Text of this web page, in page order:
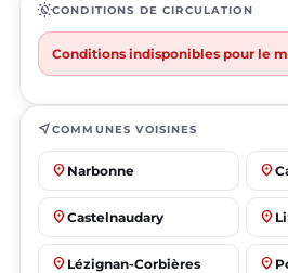
routineCONDITIONS DE CIRCULATION
Conditions indisponibles pour le
near_meCOMMUNES VOISINES
place Narbonne place
place Castelnaudary place
place Lézignan-Corbières place